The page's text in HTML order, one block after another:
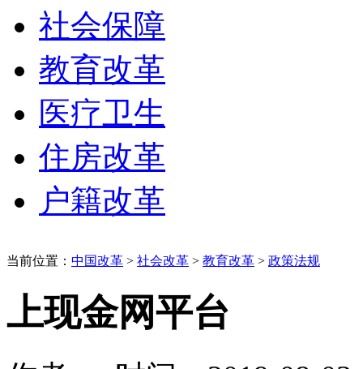
社会保障
教育改革
医疗卫生
住房改革
户籍改革
当前位置： 中国改革 > 社会改革 > 教育改革 > 政策法规
上现金网平台